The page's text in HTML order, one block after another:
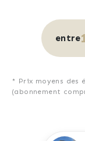
entre
* Prix moyens des
(abonnement